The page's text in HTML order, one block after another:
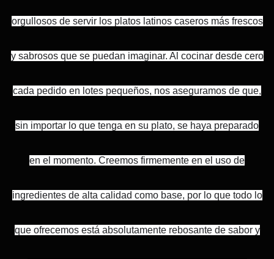
orgullosos de servir los platos latinos caseros más frescos
y sabrosos que se puedan imaginar. Al cocinar desde cero
cada pedido en lotes pequeños, nos aseguramos de que,
sin importar lo que tenga en su plato, se haya preparado
en el momento. Creemos firmemente en el uso de
ingredientes de alta calidad como base, por lo que todo lo
que ofrecemos está absolutamente rebosante de sabor y